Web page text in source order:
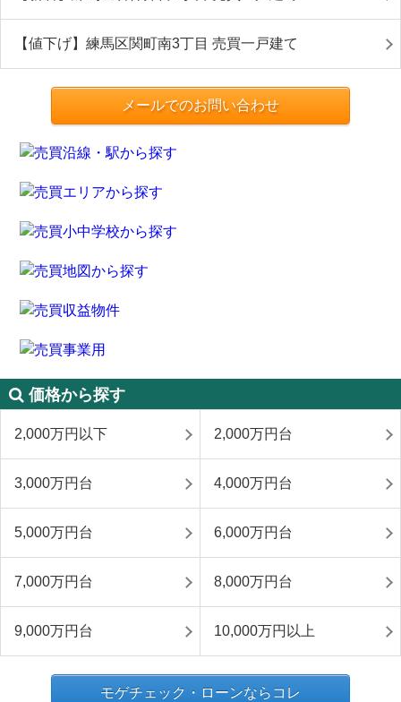
【値下げ】練馬区関町南3丁目 売買一戸建て
メールでのお問い合わせ
価格から探す
2,000万円以下 2,000万円台
3,000万円台 4,000万円台
5,000万円台 6,000万円台
7,000万円台 8,000万円台
9,000万円台 10,000万円以上
モゲチェック・ローンならコレ